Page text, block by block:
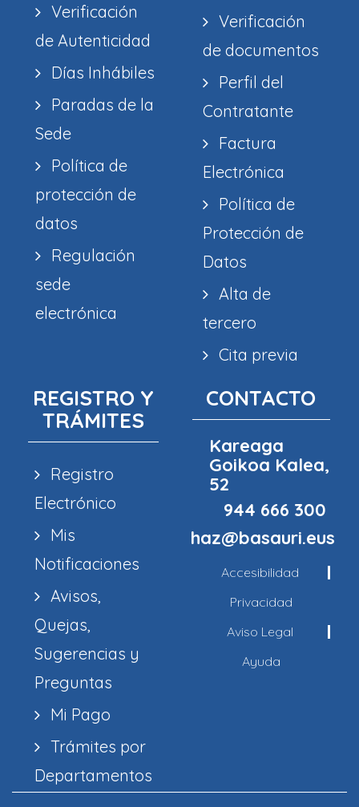
Verificación
de Autenticidad
Días Inhábiles
Paradas de la
Sede
Política de
protección de
datos
Regulación
sede
electrónica
Verificación
de documentos
Perfil del
Contratante
Factura
Electrónica
Política de
Protección de
Datos
Alta de
tercero
Cita previa
REGISTRO Y
TRÁMITES
Registro
Electrónico
Mis
Notificaciones
Avisos,
Quejas,
Sugerencias y
Preguntas
Mi Pago
Trámites por
Departamentos
CONTACTO
Kareaga
Goikoa Kalea,
52
944 666 300
haz@basauri.eus
Accesibilidad
Privacidad
Aviso Legal
Ayuda